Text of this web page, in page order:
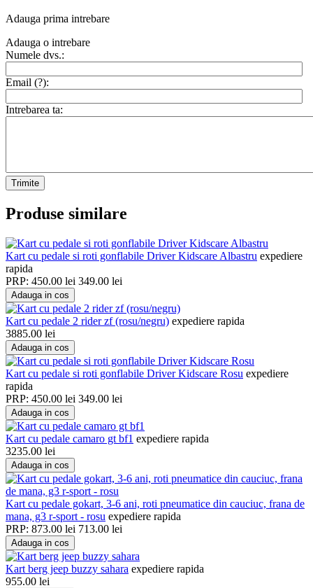
Adauga prima intrebare
Adauga o intrebare
Numele dvs.:
Email (?):
Intrebarea ta:
Trimite
Produse similare
Kart cu pedale si roti gonflabile Driver Kidscare Albastru expediere
rapida
PRP: 450.00 lei 349.00 lei
Adauga in cos
Kart cu pedale 2 rider zf (rosu/negru) expediere rapida
3885.00 lei
Adauga in cos
Kart cu pedale si roti gonflabile Driver Kidscare Rosu expediere
rapida
PRP: 450.00 lei 349.00 lei
Adauga in cos
Kart cu pedale camaro gt bf1 expediere rapida
3235.00 lei
Adauga in cos
Kart cu pedale gokart, 3-6 ani, roti pneumatice din cauciuc, frana de
mana, g3 r-sport - rosu expediere rapida
PRP: 873.00 lei 713.00 lei
Adauga in cos
Kart berg jeep buzzy sahara expediere rapida
955.00 lei